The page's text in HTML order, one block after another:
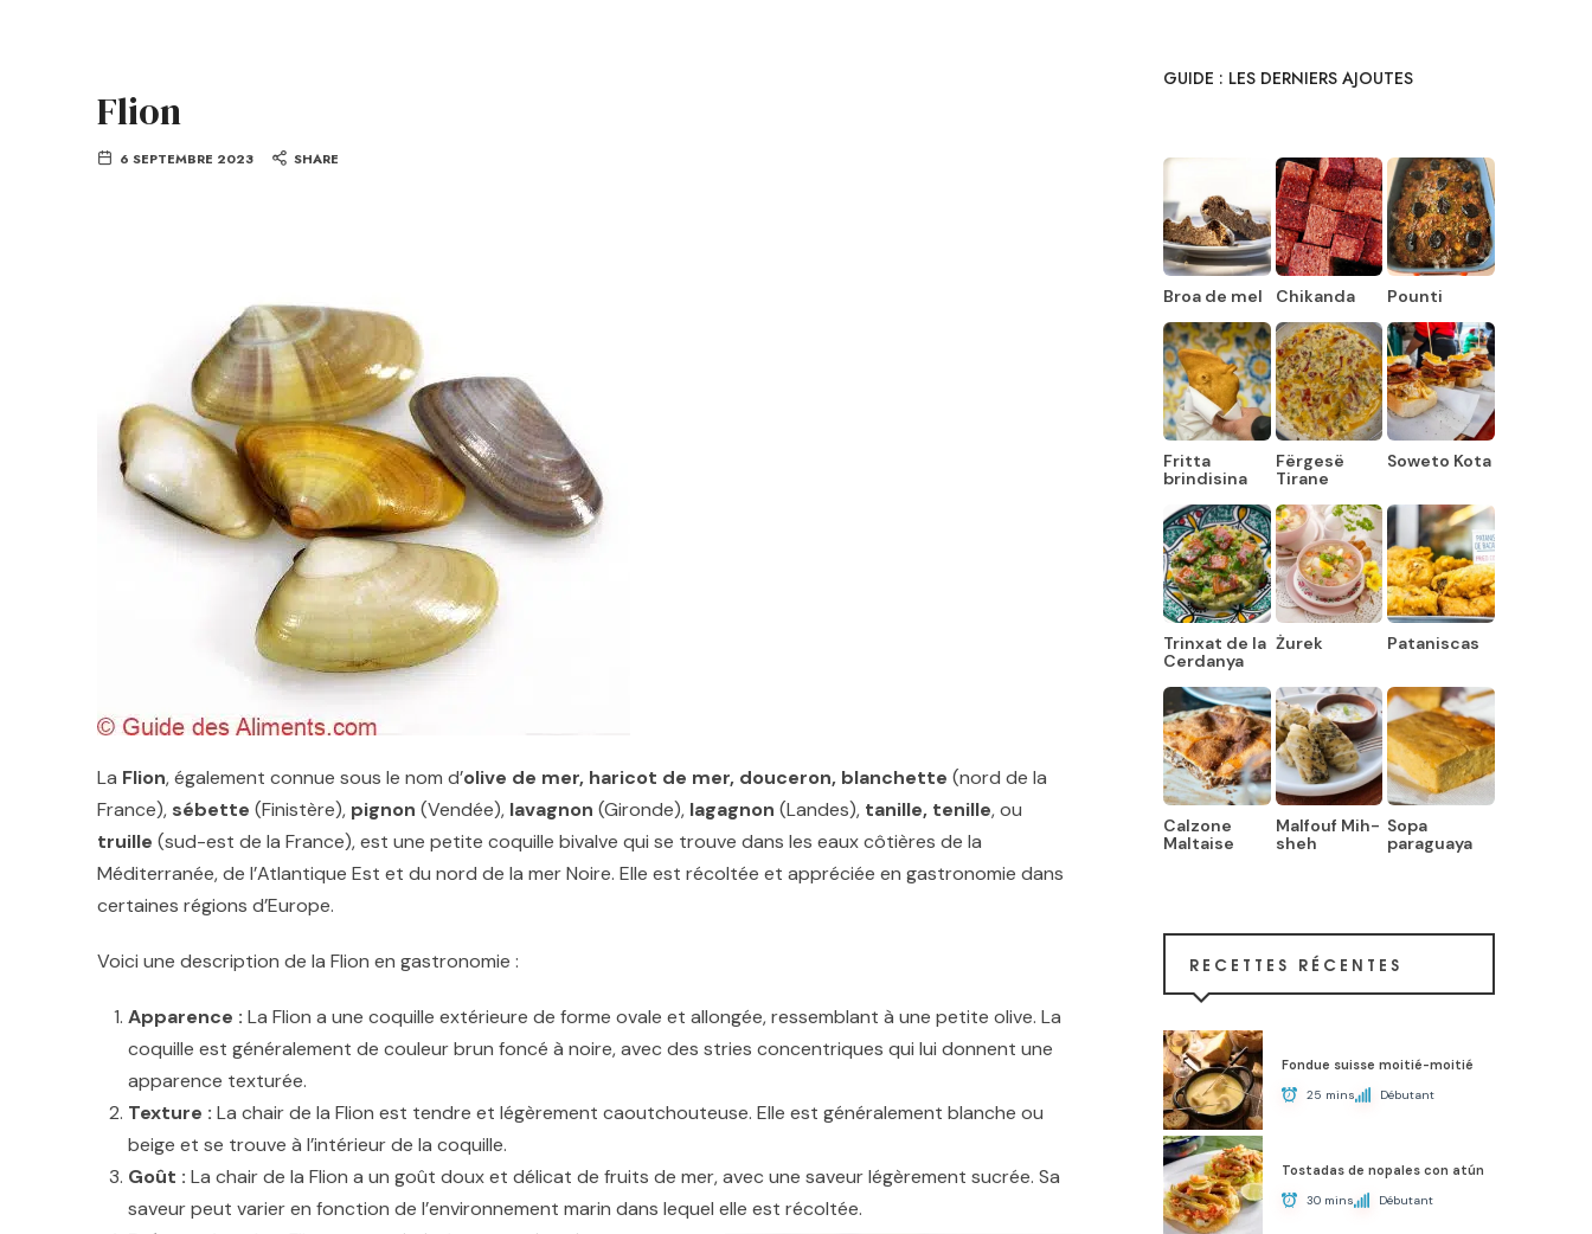
Flion
6 SEPTEMBRE 2023 SHARE
La Flion, également connue sous le nom d’olive de mer, haricot de mer, douceron, blanchette (nord de la
France), sébette (Finistère), pignon (Vendée), lavagnon (Gironde), lagagnon (Landes), tanille, tenille, ou
truille (sud-est de la France), est une petite coquille bivalve qui se trouve dans les eaux côtières de la
Méditerranée, de l’Atlantique Est et du nord de la mer Noire. Elle est récoltée et appréciée en gastronomie dans
certaines régions d’Europe.
Voici une description de la Flion en gastronomie :
Apparence : La Flion a une coquille extérieure de forme ovale et allongée, ressemblant à une petite olive. La
coquille est généralement de couleur brun foncé à noire, avec des stries concentriques qui lui donnent une
apparence texturée.
Texture : La chair de la Flion est tendre et légèrement caoutchouteuse. Elle est généralement blanche ou
beige et se trouve à l’intérieur de la coquille.
Goût : La chair de la Flion a un goût doux et délicat de fruits de mer, avec une saveur légèrement sucrée. Sa
saveur peut varier en fonction de l’environnement marin dans lequel elle est récoltée.
GUIDE : LES DERNIERS AJOUTES
Broa de mel Chikanda Pounti
Fritta
brindisina
Fërgesë
Tirane
Soweto Kota
Trinxat de la
Cerdanya
Żurek Pataniscas
Calzone
Maltaise
Malfouf Mih-
sheh
Sopa
paraguaya
RECETTES RÉCENTES
Fondue suisse moitié-moitié
25 mins Débutant
Tostadas de nopales con atún
30 mins Débutant